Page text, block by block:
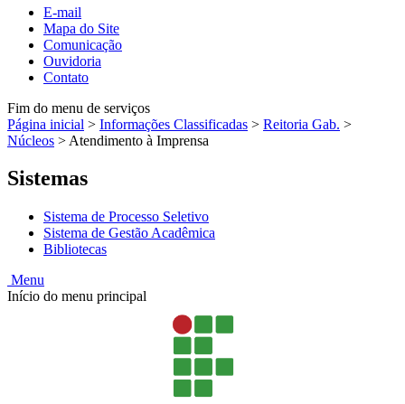
E-mail
Mapa do Site
Comunicação
Ouvidoria
Contato
Fim do menu de serviços
Página inicial > Informações Classificadas > Reitoria Gab. >
Núcleos > Atendimento à Imprensa
Sistemas
Sistema de Processo Seletivo
Sistema de Gestão Acadêmica
Bibliotecas
Menu
Início do menu principal